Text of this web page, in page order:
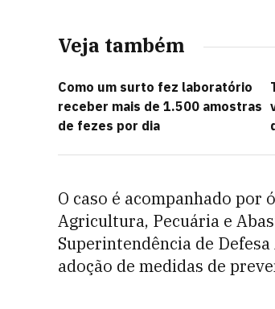
Veja também
Como um surto fez laboratório
receber mais de 1.500 amostras
de fezes por dia
O caso é acompanhado por
Agricultura, Pecuária e
Superintendência de
adoção de medidas de